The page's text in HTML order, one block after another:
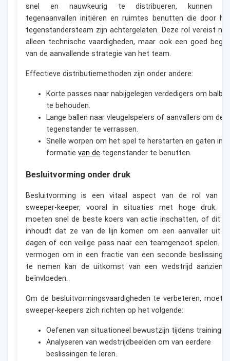
snel en nauwkeurig te distribueren, kunnen
tegenaanvallen initiëren en ruimtes benutten die door
tegenstandersteam zijn achtergelaten. Deze rol vereist
alleen technische vaardigheden, maar ook een goed
van de aanvallende strategie van het team.
Effectieve distributiemethoden zijn onder andere:
Korte passes naar nabijgelegen verdedigers om
te behouden.
Lange ballen naar vleugelspelers of aanvallers om de
tegenstander te verrassen.
Snelle worpen om het spel te herstarten en gaten in
formatie van de tegenstander te benutten.
Besluitvorming onder druk
Besluitvorming is een vitaal aspect van de rol van
sweeper-keeper, vooral in situaties met hoge druk.
moeten snel de beste koers van actie inschatten, of dit
inhoudt dat ze van de lijn komen om een aanvaller uit
dagen of een veilige pass naar een teamgenoot spelen.
vermogen om in een fractie van een seconde
te nemen kan de uitkomst van een wedstrijd
beïnvloeden.
Om de besluitvormingsvaardigheden te verbeteren,
sweeper-keepers zich richten op het volgende:
Oefenen van situationeel bewustzijn tijdens
Analyseren van wedstrijdbeelden om van eerdere
beslissingen te leren.